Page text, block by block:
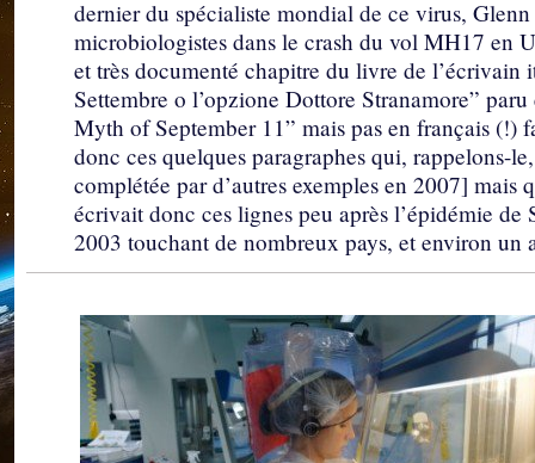
dernier du spécialiste mondial de ce virus,
microbiologistes dans le crash du vol MH17 en
et très documenté chapitre du livre de
Settembre o l’opzione Dottore Stranamore”
Myth of September 11” mais pas en français (!)
donc ces quelques paragraphes qui, rappelons-
complétée par d’autres exemples en 2007] mais
écrivait donc ces lignes peu après l’épidémie
2003 touchant de nombreux pays, et environ un